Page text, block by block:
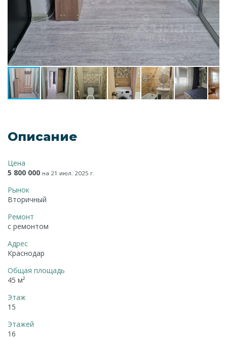
Описание
Цена
5 800 000 на 21 июл. 2025 г.
Рынок
Вторичный
Ремонт
с ремонтом
Адрес
Краснодар
Общая площадь
45 м²
Этаж
15
Этажей
16